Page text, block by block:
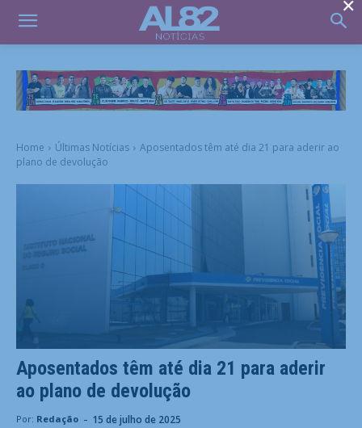
Home Últimas Notícias
Aposentados têm até dia 21 para aderir ao
plano de devolução
Aposentados têm até dia 21 para aderir
ao plano de devolução
Por: Redação - 15 de julho de 2025